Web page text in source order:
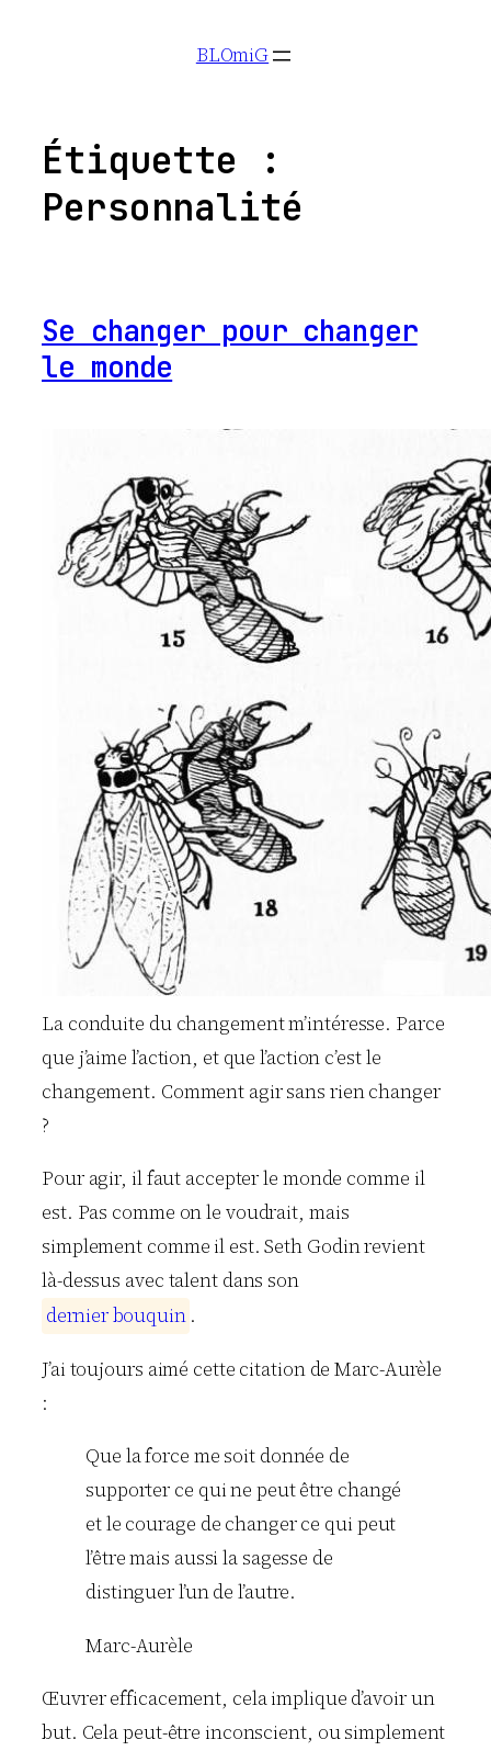
BLOmiG
Étiquette :
Personnalité
Se changer pour changer
le monde
La conduite du changement m’intéresse. Parce
que j’aime l’action, et que l’action c’est le
changement. Comment agir sans rien changer
?
Pour agir, il faut accepter le monde comme il
est. Pas comme on le voudrait, mais
simplement comme il est. Seth Godin revient
là-dessus avec talent dans son
dernierbouquin .
J’ai toujours aimé cette citation de Marc-Aurèle
:
Que la force me soit donnée de
supporter ce qui ne peut être changé
et le courage de changer ce qui peut
l’être mais aussi la sagesse de
distinguer l’un de l’autre.
Marc-Aurèle
Œuvrer efficacement, cela implique d’avoir un
but. Cela peut-être inconscient, ou simplement